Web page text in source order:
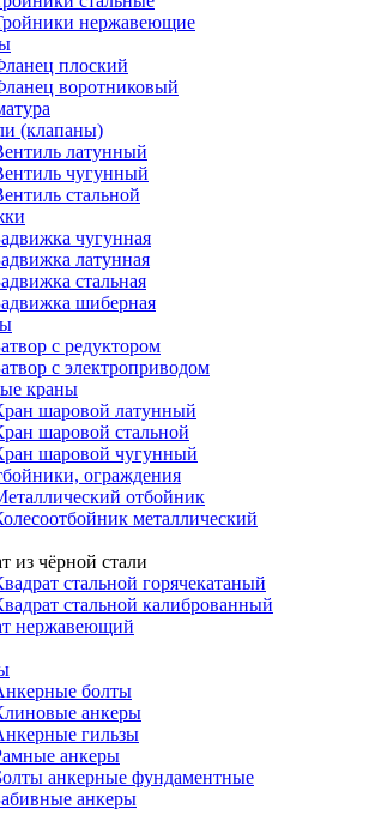
нержавеющие
плоский
воротниковый
(клапаны)
латунный
чугунный
стальной
чугунная
латунная
стальная
шиберная
с редуктором
с электроприводом
краны
шаровой латунный
шаровой стальной
шаровой чугунный
ограждения
отбойник
металлический
из чёрной стали
стальной горячекатаный
стальной калиброванный
нержавеющий
болты
анкеры
гильзы
анкеры
анкерные фундаментные
анкеры